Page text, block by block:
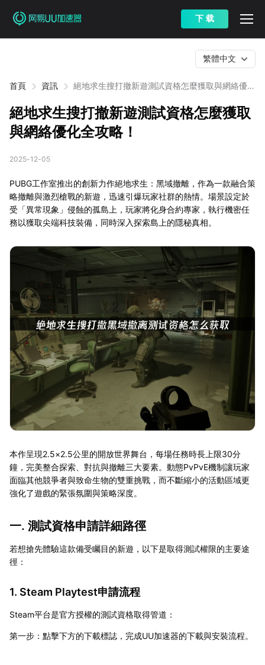
下 载
首頁 資訊
絕地求生搜打撤新遊測試資格怎麼獲取與網絡優化
繁體中文
絕地求生搜打撤新遊測試資格怎麼獲取
與網絡優化全攻略！
2025-12-05
PUBG工作室推出的創新力作絕地求生：黑域撤離，作為一款融合策
略撤離與激烈槍戰的新遊，迅速引爆玩家社群的熱情。場景設定於
受「異常現象」侵蝕的孤島上，玩家將化身合約專家，執行機密任
務以獲取尖端科技裝備，同時深入探索島上的隱秘真相。
本作呈現2.5×2.5公里的開放世界舞台，每場任務時長上限30分
鐘，完美整合探索、對抗與撤離三大要素。動態PvPvE機制讓玩家
面臨其他競爭者與致命生物的雙重挑戰，而不斷縮小的活動區域更
強化了遊戲的緊張氛圍與策略深度。
一. 測試資格申請詳細路徑
若想搶先體驗這款備受矚目的新遊，以下是取得測試權限的主要途
徑：
1. Steam Playtest申請流程
Steam平台是官方授權的測試資格取得管道：
第一步：點擊下方的下載標誌，完成UU加速器的下載與安裝流程。